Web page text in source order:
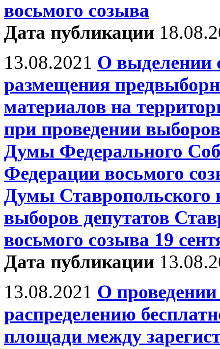
восьмого созыва
Дата публикации
13.08.2021 О выделении
размещения
материалов на
при проведении
Думы Федерального
Федерации восьмого
Думы Ставропольского
выборов депутатов
восьмого созыва 19
Дата публикации
13.08.2021 О
распределению
площади между